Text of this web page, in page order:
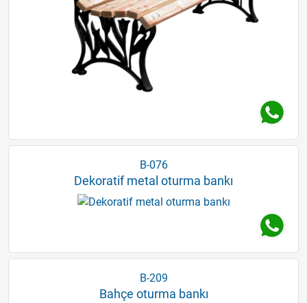
B-076
Dekoratif metal oturma bankı
B-209
Bahçe oturma bankı